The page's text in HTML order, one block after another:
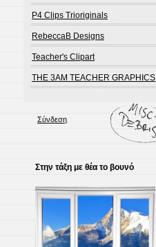
P4 Clips Trioriginals
RebeccaB Designs
Teacher's Clipart
THE 3AM TEACHER GRAPHICS
Σύνδεση
Στην τάξη με θέα το βουνό